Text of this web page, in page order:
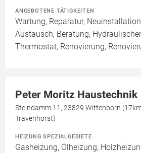
ANGEBOTENE TÄTIGKEITEN
Wartung, Reparatur,
Austausch, Beratung,
Thermostat, Renovierung,
Peter Moritz Haustechnik
Steindamm 11, 23829 Wittenborn
Travenhorst)
HEIZUNG SPEZIALGEBIETE
Gasheizung, Ölheizung,